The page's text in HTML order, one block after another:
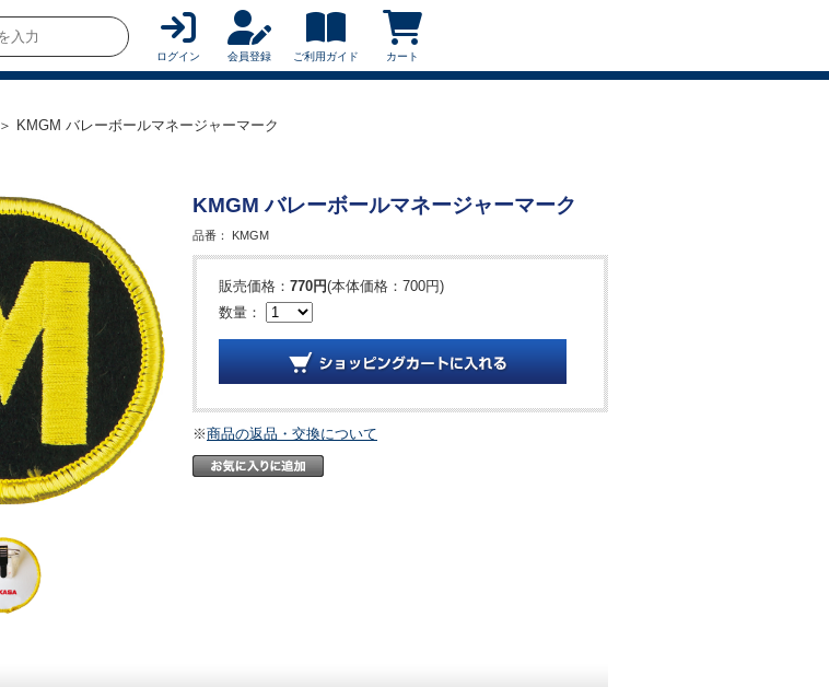
ログイン 会員登録 ご利用ガイド カート
＞ KMGM バレーボールマネージャーマーク
KMGM バレーボールマネージャーマーク
品番： KMGM
販売価格： 770円(本体価格：700円)
数量：
※商品の返品・交換について